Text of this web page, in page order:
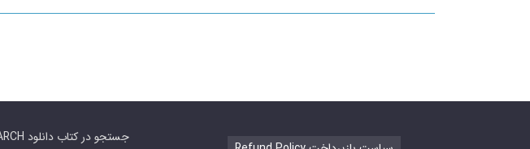
SEARCH جستجو در کتاب دانلود